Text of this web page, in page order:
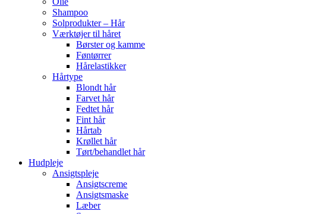
Shampoo
Solprodukter – Hår
Værktøjer til håret
Børster og kamme
Føntørrer
Hårelastikker
Hårtype
Blondt hår
Farvet hår
Fedtet hår
Fint hår
Hårtab
Krøllet hår
Tørt/behandlet hår
Hudpleje
Ansigtspleje
Ansigtscreme
Ansigtsmaske
Læber